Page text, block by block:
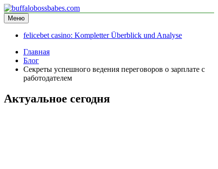
Перейти
к
содержимому
buffalobossbabes.com
информационный сайт
Меню
felicebet casino: Kompletter Überblick und Analyse
Главная
Блог
Секреты успешного ведения переговоров о зарплате с
работодателем
Актуальное сегодня